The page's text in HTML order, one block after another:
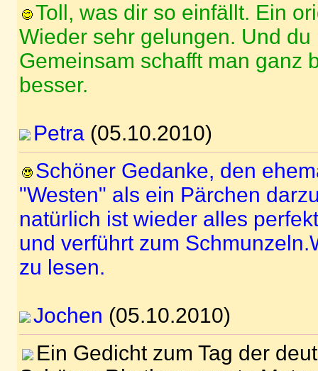
Toll, was dir so einfällt. Ein
Wieder sehr gelungen. Und du
Gemeinsam schafft man ganz
besser.
Petra (05.10.2010)
Schöner Gedanke, den
"Westen" als ein Pärchen
natürlich ist wieder alles
und verführt zum
zu lesen.
Jochen (05.10.2010)
Ein Gedicht zum Tag der